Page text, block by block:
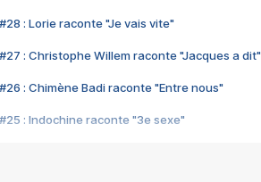
#28 : Lorie raconte "Je vais vite"
#27 : Christophe Willem raconte "Jacques a dit"
#26 : Chimène Badi raconte "Entre nous"
#25 : Indochine raconte "3e sexe"